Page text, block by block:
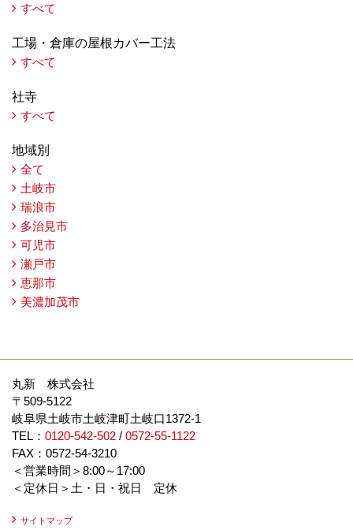
すべて
工場・倉庫の屋根カバー工法
すべて
社寺
すべて
地域別
全て
土岐市
瑞浪市
多治見市
可児市
瀬戸市
恵那市
美濃加茂市
丸新 株式会社
〒509-5122
岐阜県土岐市土岐津町土岐口1372-1
TEL： 0120-542-502 / 0572-55-1122
FAX：0572-54-3210
＜営業時間＞8:00～17:00
＜定休日＞土・日・祝日 定休
サイトマップ